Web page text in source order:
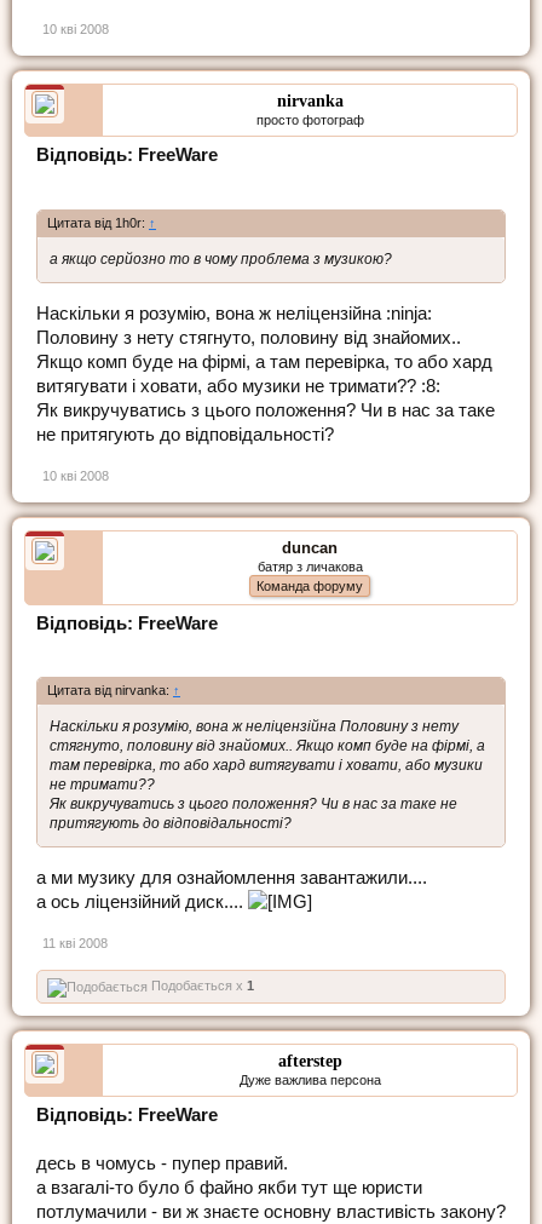
10 кві 2008
nirvanka
просто фотограф
Відповідь: FreeWare
Цитата від 1h0r: ↑
а якщо серйозно то в чому проблема з музикою?
Наскільки я розумію, вона ж неліцензійна :ninja:
Половину з нету стягнуто, половину від знайомих..
Якщо комп буде на фірмі, а там перевірка, то або хард
витягувати і ховати, або музики не тримати?? :8:
Як викручуватись з цього положення? Чи в нас за таке
не притягують до відповідальності?
10 кві 2008
duncan
батяр з личакова
Команда форуму
Відповідь: FreeWare
Цитата від nirvanka: ↑
Наскільки я розумію, вона ж неліцензійна Половину з нету
стягнуто, половину від знайомих.. Якщо комп буде на фірмі, а
там перевірка, то або хард витягувати і ховати, або музики
не тримати??
Як викручуватись з цього положення? Чи в нас за таке не
притягують до відповідальності?
а ми музику для ознайомлення завантажили....
а ось ліцензійний диск....
11 кві 2008
Подобається x 1
afterstep
Дуже важлива персона
Відповідь: FreeWare
десь в чомусь - пупер правий.
а взагалі-то було б файно якби тут ще юристи
потлумачили - ви ж знаєте основну властивість закону?